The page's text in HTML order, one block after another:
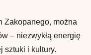
Zakopanego, można
– niezwykłą energię
sztuki i kultury.